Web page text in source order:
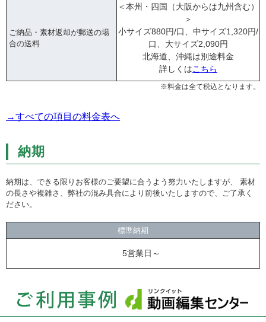
ご納品・素材返却が郵送の場
合の送料
＜本州・四国（大阪からは九州含む）
＞
小サイズ880円/口、中サイズ1,320円/
口、大サイズ2,090円
北海道、沖縄は別途料金
詳しくはこちら
※料金は全て税込となります。
→すべての項目の料金表へ
納期
納期は、できる限りお客様のご要望に合うよう努力いたしますが、 素材
の長さや複雑さ、弊社の混み具合により前後いたしますので、ご了承く
ださい。
標準納期
5営業日～